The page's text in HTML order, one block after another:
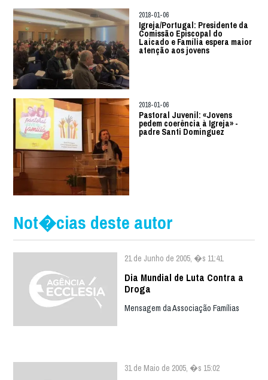
2018-01-06
Igreja/Portugal: Presidente da
Comissão Episcopal do
Laicado e Família espera maior
atenção aos jovens
2018-01-06
Pastoral Juvenil: «Jovens
pedem coerência à Igreja» -
padre Santi Dominguez
Not�cias deste autor
21 de Junho de 2005, �s 11:41
Dia Mundial de Luta Contra a
Droga
Mensagem da Associação Famílias
31 de Maio de 2005, �s 15:02